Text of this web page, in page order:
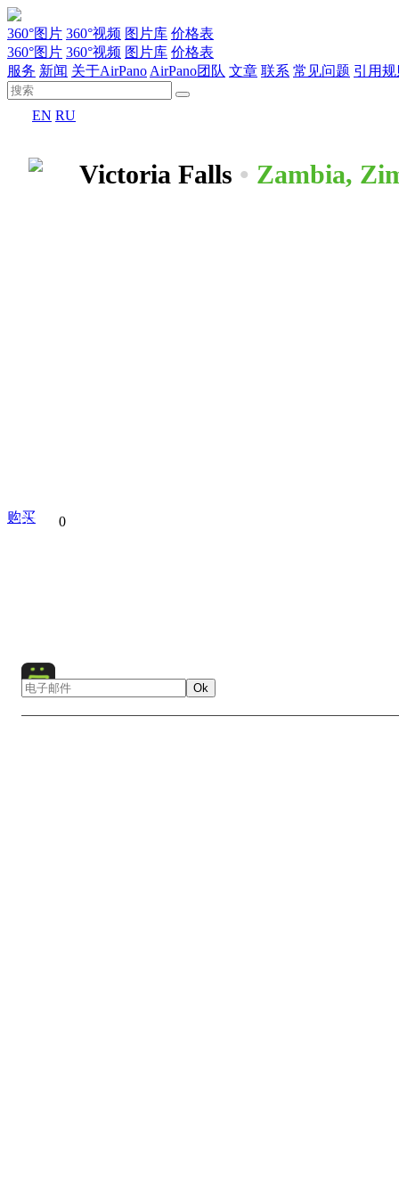
360°图片 360°视频 图片库 价格表
360°图片 360°视频 图片库 价格表
服务 新闻 关于AirPano AirPano团队 文章 联系 常见问题 引用
EN RU
Victoria Falls • Zambia,
分享到 0
购买
Ok